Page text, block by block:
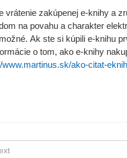
vrátenie zakúpenej e-knihy a
na povahu a charakter
Ak ste si kúpili e-knihu
o tom, ako e-knihy
www.martinus.sk/ako-citat-